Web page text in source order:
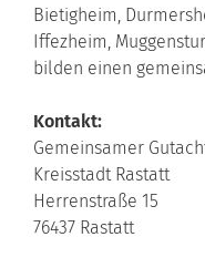
Bietigheim,
Iffezheim,
bilden einen
Kontakt:
Gemeinsamer
Kreisstadt Rastatt
Herrenstraße 15
76437 Rastatt